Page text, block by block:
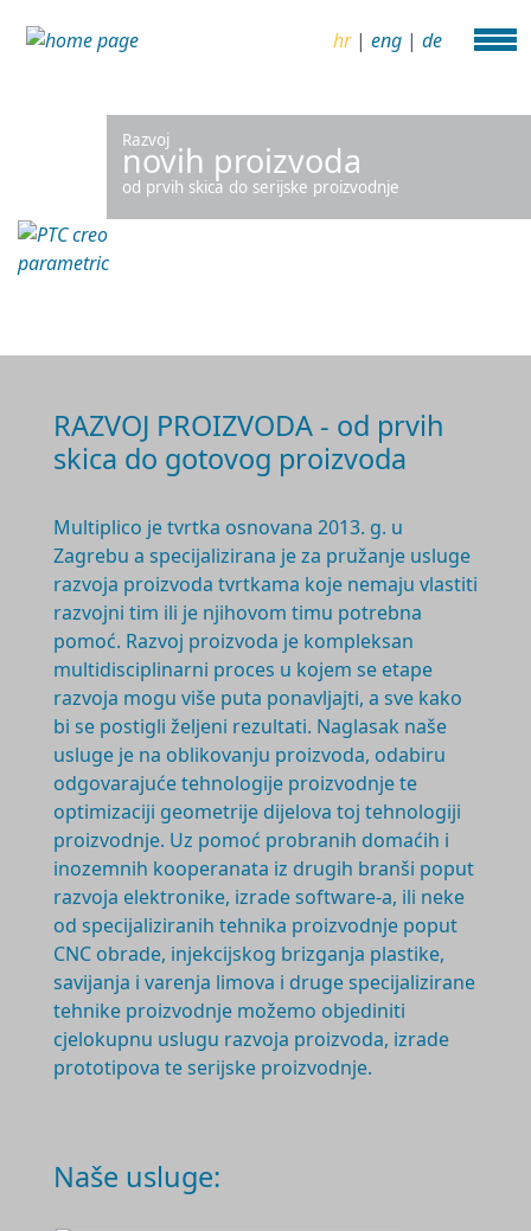
hr| eng | de
Razvoj
novih proizvoda
od prvih skica do serijske proizvodnje
RAZVOJ PROIZVODA - od prvih
skica do gotovog proizvoda
Multiplico je tvrtka osnovana 2013. g. u
Zagrebu a specijalizirana je za pružanje usluge
razvoja proizvoda tvrtkama koje nemaju vlastiti
razvojni tim ili je njihovom timu potrebna
pomoć. Razvoj proizvoda je kompleksan
multidisciplinarni proces u kojem se etape
razvoja mogu više puta ponavljajti, a sve kako
bi se postigli željeni rezultati. Naglasak naše
usluge je na oblikovanju proizvoda, odabiru
odgovarajuće tehnologije proizvodnje te
optimizaciji geometrije dijelova toj tehnologiji
proizvodnje. Uz pomoć probranih domaćih i
inozemnih kooperanata iz drugih branši poput
razvoja elektronike, izrade software-a, ili neke
od specijaliziranih tehnika proizvodnje poput
CNC obrade, injekcijskog brizganja plastike,
savijanja i varenja limova i druge specijalizirane
tehnike proizvodnje možemo objediniti
cjelokupnu uslugu razvoja proizvoda, izrade
prototipova te serijske proizvodnje.
Naše usluge: